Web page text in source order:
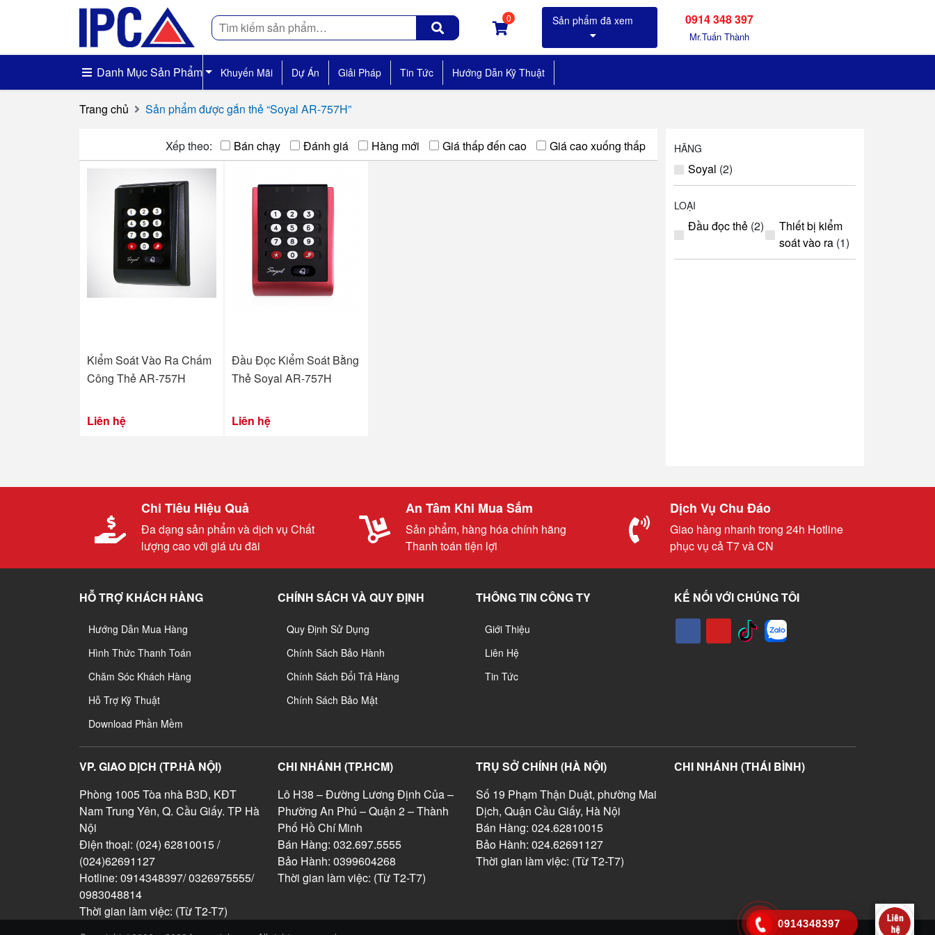
Tìm
kiếm
0 0914 348 397
Mr.Tuấn Thành
Danh Mục Sản Phẩm Khuyến Mãi Dự Án Giải Pháp Tin Tức Hướng Dẫn Kỹ Thuật
Trang chủ Sản phẩm được gắn thẻ “Soyal AR-757H”
Xếp theo: Bán chạy Đánh giá Hàng mới Giá thấp đến cao Giá cao xuống thấp
Kiểm Soát Vào Ra Chấm
Công Thẻ AR-757H
Liên hệ
Đầu Đọc Kiểm Soát Bằng
Thẻ Soyal AR-757H
Liên hệ
HÃNG
Soyal (2)
LOẠI
Đầu đọc thẻ (2)
Thiết bị kiểm
soát vào ra (1)
Chi Tiêu Hiệu Quả
Đa dạng sản phẩm và dịch vụ Chất
lượng cao với giá ưu đãi
An Tâm Khi Mua Sắm
Sản phẩm, hàng hóa chính hãng
Thanh toán tiện lợi
Dịch Vụ Chu Đáo
Giao hàng nhanh trong 24h Hotline
phục vụ cả T7 và CN
HỖ TRỢ KHÁCH HÀNG
Hướng Dẫn Mua Hàng
Hình Thức Thanh Toán
Chăm Sóc Khách Hàng
Hỗ Trợ Kỹ Thuật
Download Phần Mềm
CHÍNH SÁCH VÀ QUY ĐỊNH
Quy Định Sử Dụng
Chính Sách Bảo Hành
Chính Sách Đổi Trả Hàng
Chính Sách Bảo Mật
THÔNG TIN CÔNG TY
Giới Thiệu
Liên Hệ
Tin Tức
KẾ NỐI VỚI CHÚNG TÔI
VP. GIAO DỊCH (TP.HÀ NỘI)
Phòng 1005 Tòa nhà B3D, KĐT
Nam Trung Yên, Q. Cầu Giấy. TP Hà
Nội
Điện thoại: (024) 62810015 /
(024)62691127
Hotline: 0914348397/ 0326975555/
0983048814
Thời gian làm việc: (Từ T2-T7)
CHI NHÁNH (TP.HCM)
Lô H38 – Đường Lương Định Của –
Phường An Phú – Quận 2 – Thành
Phố Hồ Chí Minh
Bán Hàng: 032.697.5555
Bảo Hành: 0399604268
Thời gian làm việc: (Từ T2-T7)
TRỤ SỞ CHÍNH (HÀ NỘI)
Số 19 Phạm Thận Duật, phường Mai
Dịch, Quận Cầu Giấy, Hà Nội
Bán Hàng: 024.62810015
Bảo Hành: 024.62691127
Thời gian làm việc: (Từ T2-T7)
CHI NHÁNH (THÁI BÌNH)
0914348397